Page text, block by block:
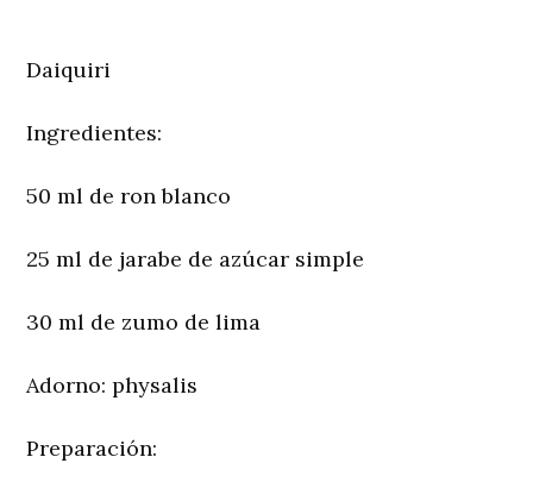
Daiquiri
Ingredientes:
50 ml de ron blanco
25 ml de jarabe de azúcar simple
30 ml de zumo de lima
Adorno: physalis
Preparación: